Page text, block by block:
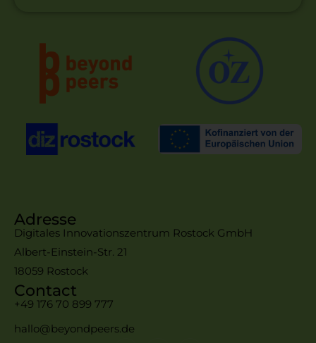
Adresse
Digitales Innovationszentrum Rostock GmbH
Albert-Einstein-Str. 21
18059 Rostock
Contact
+49 176 70 899 777
hallo@beyondpeers.de